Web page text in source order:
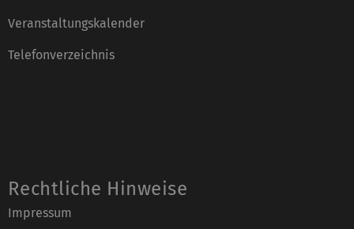
Veranstaltungskalender
Telefonverzeichnis
Rechtliche Hinweise
Impressum